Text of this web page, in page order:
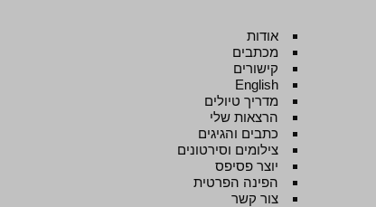
אודות
מכתבים
קישורים
English
מדריך טיולים
הרצאות שלי
כתבים והגיגים
צילומים וסירטונים
יוצר פסיפס
הפינה הפרטית
צור קשר